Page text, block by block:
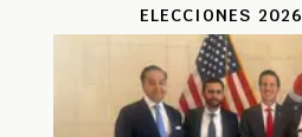
ELECCIONES 2026